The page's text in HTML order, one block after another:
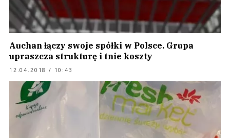
Auchan łączy swoje spółki w Polsce. Grupa
upraszcza strukturę i tnie koszty
12.04.2018 / 10:43